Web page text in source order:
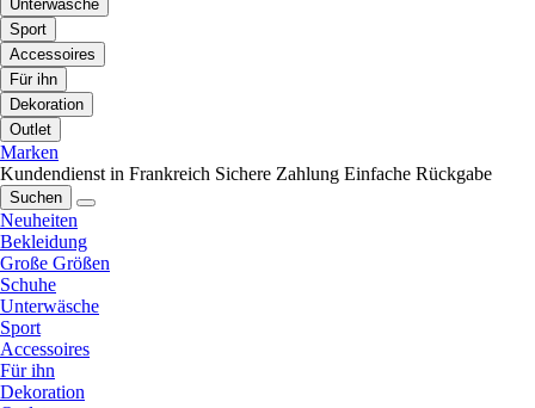
Unterwäsche
Sport
Accessoires
Für ihn
Dekoration
Outlet
Marken
Kundendienst in Frankreich Sichere Zahlung Einfache Rückgabe
Suchen
Neuheiten
Bekleidung
Große Größen
Schuhe
Unterwäsche
Sport
Accessoires
Für ihn
Dekoration